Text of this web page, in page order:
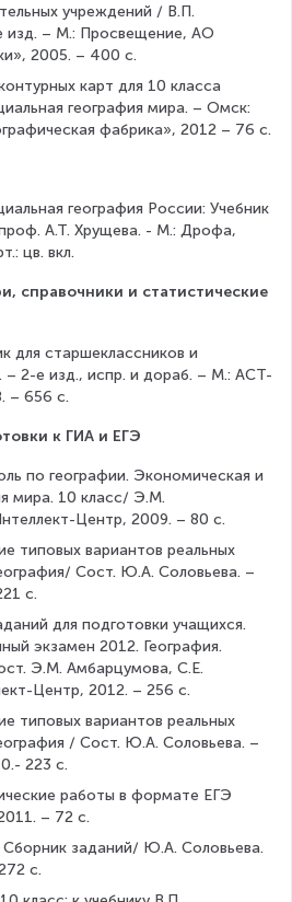
учреждений / В.П.
изд. – М.: Просвещение, АО
2005. – 400 с.
карт для 10 класса
география мира. – Омск:
фабрика», 2012 – 76 с.
география России: Учебник
А.Т. Хрущева. - М.: Дрофа,
цв. вкл.
справочники и статистические
для старшеклассников и
2-е изд., испр. и дораб. – М.: АСТ-
– 656 с.
к ГИА и ЕГЭ
по географии. Экономическая и
мира. 10 класс/ Э.М.
Центр, 2009. – 80 с.
типовых вариантов реальных
Сост. Ю.А. Соловьева. –
с.
для подготовки учащихся.
экзамен 2012. География.
Э.М. Амбарцумова, С.Е.
Центр, 2012. – 256 с.
типовых вариантов реальных
/ Сост. Ю.А. Соловьева. –
223 с.
работы в формате ЕГЭ
– 72 с.
Сборник заданий/ Ю.А. Соловьева.
с.